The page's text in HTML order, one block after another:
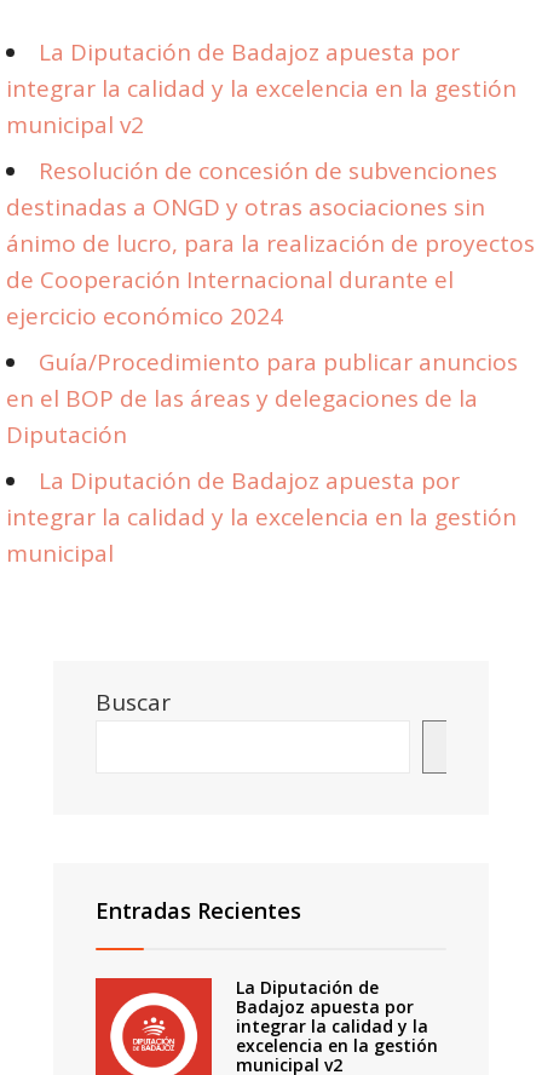
La Diputación de Badajoz apuesta por
integrar la calidad y la excelencia en la gestión
municipal v2
Resolución de concesión de subvenciones
destinadas a ONGD y otras asociaciones sin
ánimo de lucro, para la realización de proyectos
de Cooperación Internacional durante el
ejercicio económico 2024
Guía/Procedimiento para publicar anuncios
en el BOP de las áreas y delegaciones de la
Diputación
La Diputación de Badajoz apuesta por
integrar la calidad y la excelencia en la gestión
municipal
Buscar
Entradas Recientes
La Diputación de
Badajoz apuesta por
integrar la calidad y la
excelencia en la gestión
municipal v2